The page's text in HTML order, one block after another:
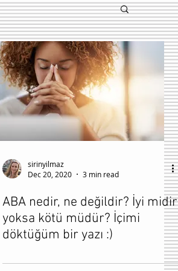
sirinyilmaz
Dec 20, 2020
3 min read
ABA nedir, ne değildir? İyi midir
yoksa kötü müdür? İçimi
döktüğüm bir yazı :)